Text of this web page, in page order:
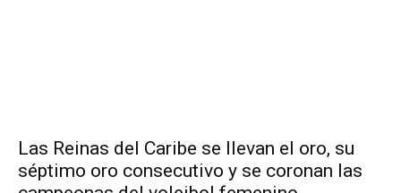
Las Reinas del Caribe se llevan el oro, su
séptimo oro consecutivo y se coronan las